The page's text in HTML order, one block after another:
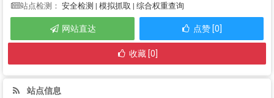
站点检测： 安全检测 | 模拟抓取 | 综合权重查询
网站直达 点赞 [0]
收藏 [0]
站点信息